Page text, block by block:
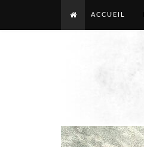
ACCUEIL